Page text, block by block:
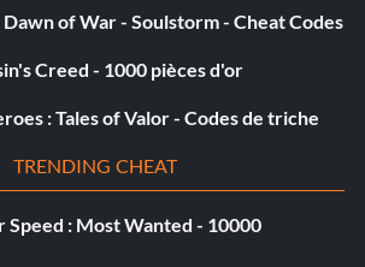
of War - Soulstorm - Cheat Codes
Creed - 1000 pièces d'or
: Tales of Valor - Codes de triche
TRENDING CHEAT
Speed : Most Wanted - 10000